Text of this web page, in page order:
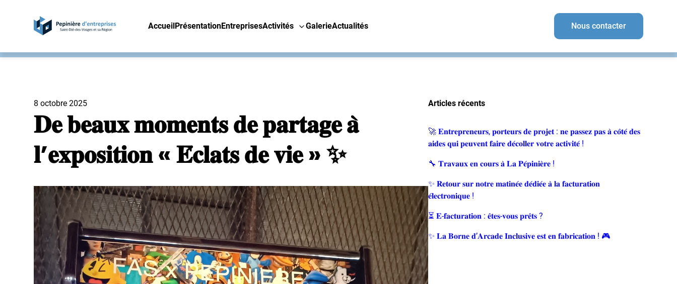
AccueilPrésentationEntreprisesActivités GalerieActualités Nous contacter
8 octobre 2025
𝐃𝐞 𝐛𝐞𝐚𝐮𝐱 𝐦𝐨𝐦𝐞𝐧𝐭𝐬 𝐝𝐞 𝐩𝐚𝐫𝐭𝐚𝐠𝐞 𝐚̀
𝐥’𝐞𝐱𝐩𝐨𝐬𝐢𝐭𝐢𝐨𝐧 « 𝐄́𝐜𝐥𝐚𝐭𝐬 𝐝𝐞 𝐯𝐢𝐞 » ✨
Articles récents
🚀 𝐄𝐧𝐭𝐫𝐞𝐩𝐫𝐞𝐧𝐞𝐮𝐫𝐬, 𝐩𝐨𝐫𝐭𝐞𝐮𝐫𝐬 𝐝𝐞 𝐩𝐫𝐨𝐣𝐞𝐭 : 𝐧𝐞 𝐩𝐚𝐬𝐬𝐞𝐳 𝐩𝐚𝐬 𝐚̀ 𝐜𝐨̂𝐭𝐞́ 𝐝𝐞𝐬
𝐚𝐢𝐝𝐞𝐬 𝐪𝐮𝐢 𝐩𝐞𝐮𝐯𝐞𝐧𝐭 𝐟𝐚𝐢𝐫𝐞 𝐝𝐞́𝐜𝐨𝐥𝐥𝐞𝐫 𝐯𝐨𝐭𝐫𝐞 𝐚𝐜𝐭𝐢𝐯𝐢𝐭𝐞́ !
🔧 𝐓𝐫𝐚𝐯𝐚𝐮𝐱 𝐞𝐧 𝐜𝐨𝐮𝐫𝐬 𝐚̀ 𝐋𝐚 𝐏𝐞́𝐩𝐢𝐧𝐢𝐞̀𝐫𝐞 !
✨ 𝐑𝐞𝐭𝐨𝐮𝐫 𝐬𝐮𝐫 𝐧𝐨𝐭𝐫𝐞 𝐦𝐚𝐭𝐢𝐧𝐞́𝐞 𝐝𝐞́𝐝𝐢𝐞́𝐞 𝐚̀ 𝐥𝐚 𝐟𝐚𝐜𝐭𝐮𝐫𝐚𝐭𝐢𝐨𝐧
𝐞́𝐥𝐞𝐜𝐭𝐫𝐨𝐧𝐢𝐪𝐮𝐞 !
⏳ 𝐄-𝐟𝐚𝐜𝐭𝐮𝐫𝐚𝐭𝐢𝐨𝐧 : 𝐞̂𝐭𝐞𝐬-𝐯𝐨𝐮𝐬 𝐩𝐫𝐞̂𝐭𝐬 ?
✨ 𝐋𝐚 𝐁𝐨𝐫𝐧𝐞 𝐝’𝐀𝐫𝐜𝐚𝐝𝐞 𝐈𝐧𝐜𝐥𝐮𝐬𝐢𝐯𝐞 𝐞𝐬𝐭 𝐞𝐧 𝐟𝐚𝐛𝐫𝐢𝐜𝐚𝐭𝐢𝐨𝐧 ! 🎮